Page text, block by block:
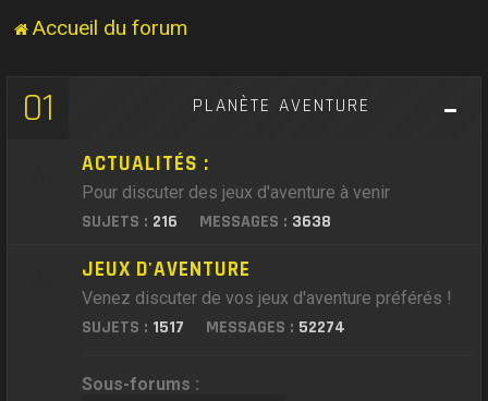
Accueil du forum
01 PLANÈTE AVENTURE
ACTUALITÉS :
Pour discuter des jeux d'aventure à venir
SUJETS : 216 MESSAGES : 3638
JEUX D'AVENTURE
Venez discuter de vos jeux d'aventure préférés !
SUJETS : 1517 MESSAGES : 52274
Sous-forums :